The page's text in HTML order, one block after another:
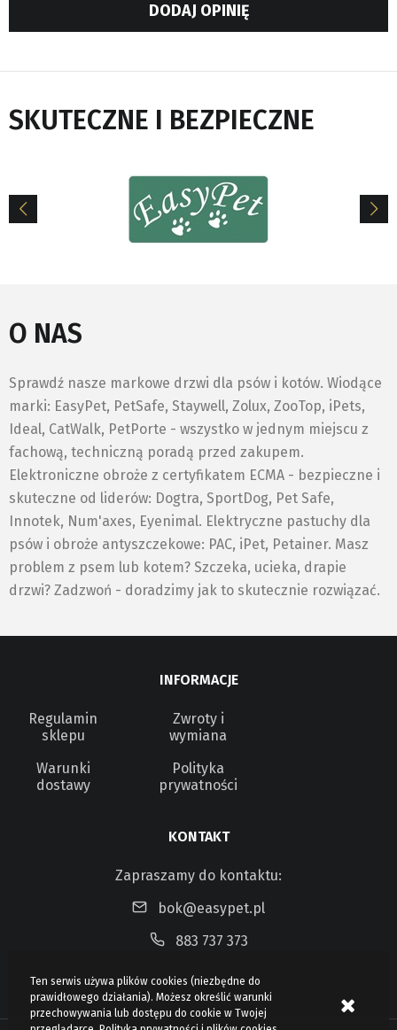
DODAJ OPINIĘ
SKUTECZNE I BEZPIECZNE
O NAS
Sprawdź nasze markowe drzwi dla psów i kotów. Wiodące
marki: EasyPet, PetSafe, Staywell, Zolux, ZooTop, iPets,
Ideal, CatWalk, PetPorte - wszystko w jednym miejscu z
fachową, techniczną poradą przed zakupem.
Elektroniczne obroże z certyfikatem ECMA - bezpieczne i
skuteczne od liderów: Dogtra, SportDog, Pet Safe,
Innotek, Num'axes, Eyenimal. Elektryczne pastuchy dla
psów i obroże antyszczekowe: PAC, iPet, Petainer. Masz
problem z psem lub kotem? Szczeka, ucieka, drapie
drzwi? Zadzwoń - doradzimy jak to skutecznie rozwiązać.
INFORMACJE
Regulamin
sklepu
Warunki
dostawy
Zwroty i
wymiana
Polityka
prywatności
KONTAKT
Zapraszamy do kontaktu:
bok@easypet.pl
883 737 373
Ten serwis używa plików cookies (niezbędne do
prawidłowego działania). Możesz określić warunki
przechowywania lub dostępu do cookie w Twojej